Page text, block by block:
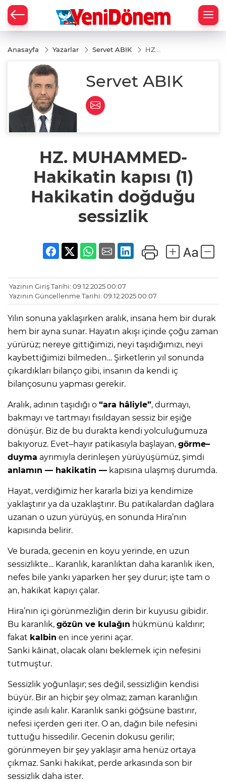
Anasayfa Yazarlar Servet ABIK
HZ.
Hakikatin
Servet ABIK
HZ. MUHAMMED-
Hakikatin kapısı (1)
Hakikatin doğduğu
sessizlik
Yazının Giriş Tarihi: 09.12.2025 00:07
Yazının Güncellenme Tarihi: 09.12.2025 00:07
Yılın sonuna yaklaşırken aralık, insana hem bir durak
hem bir ayna sunar. Hayatın akışı içinde çoğu zaman
yürürüz; nereye gittiğimizi, neyi taşıdığımızı, neyi
kaybettiğimizi bilmeden… Şirketlerin yıl sonunda
çıkardıkları bilanço gibi, insanın da kendi iç
bilançosunu yapması gerekir.
Aralık, adının taşıdığı o “ara hâliyle”, durmayı,
bakmayı ve tartmayı fısıldayan sessiz bir eşiğe
dönüşür. Biz de bu durakta kendi yolculuğumuza
bakıyoruz. Evet–hayır patikasıyla başlayan, görme–
duyma ayrımıyla derinleşen yürüyüşümüz, şimdi
anlamın — hakikatin — kapısına ulaşmış durumda.
Hayat, verdiğimiz her kararla bizi ya kendimize
yaklaştırır ya da uzaklaştırır. Bu patikalardan dağlara
uzanan o uzun yürüyüş, en sonunda Hira’nın
kapısında belirir.
Ve burada, gecenin en koyu yerinde, en uzun
sessizlikte… Karanlık, karanlıktan daha karanlık iken,
nefes bile yankı yaparken her şey durur; işte tam o
an, hakikat kapıyı çalar.
Hira’nın içi görünmezliğin derin bir kuyusu gibidir.
Bu karanlık, gözün ve kulağın hükmünü kaldırır;
fakat kalbin en ince yerini açar.
Sanki kâinat, olacak olanı beklemek için nefesini
tutmuştur.
Sessizlik yoğunlaşır; ses değil, sessizliğin kendisi
büyür. Bir an hiçbir şey olmaz; zaman karanlığın
içinde asılı kalır. Karanlık sanki göğsüne bastırır,
nefesi içerden geri iter. O an, dağın bile nefesini
tuttuğu hissedilir. Gecenin dokusu gerilir;
görünmeyen bir şey yaklaşır ama henüz ortaya
çıkmaz. Sanki hakikat, perde arkasında son bir
sessizlik daha ister.